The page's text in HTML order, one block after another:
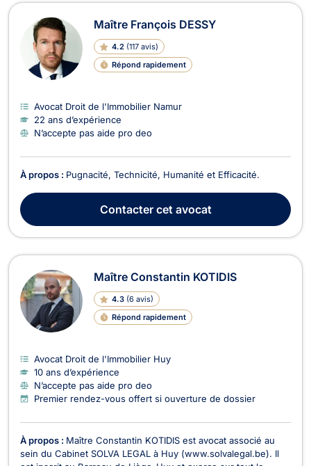
Avocats en Droit de l'Immobilier à
Maître François DESSY
4.2 (117 avis)
Répond rapidement
Avocat Droit de l'Immobilier Namur
22 ans d’expérience
N’accepte pas aide pro deo
À propos : Pugnacité, Technicité, Humanité et Efficacité.
Contactercet avocat
Maître Constantin KOTIDIS
4.3 (6 avis)
Répond rapidement
Avocat Droit de l'Immobilier Huy
10 ans d’expérience
N’accepte pas aide pro deo
Premier rendez-vous offert si ouverture de dossier
À propos : Maître Constantin KOTIDIS est avocat associé au
sein du Cabinet SOLVA LEGAL à Huy (www.solvalegal.be). Il